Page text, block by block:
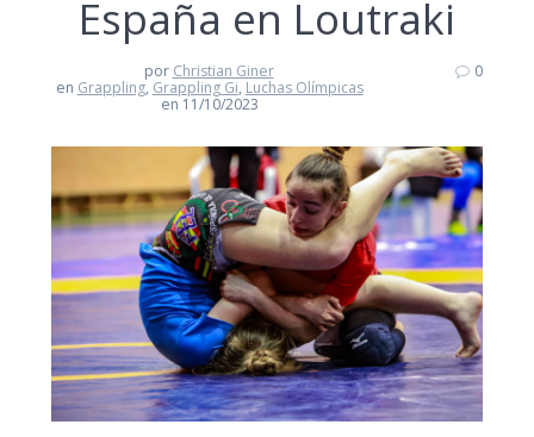
España en Loutraki
por Christian Giner
en Grappling, Grappling Gi, Luchas Olímpicas
en 11/10/2023
0